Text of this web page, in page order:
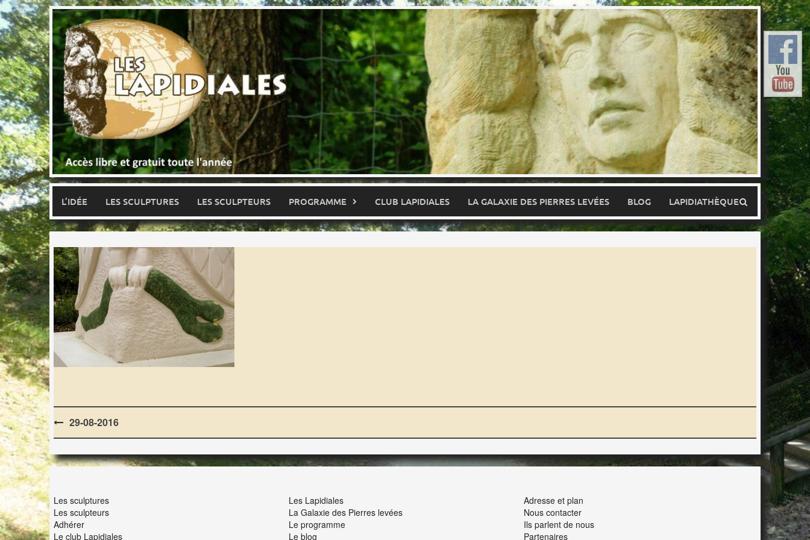
Skip
to
content
L’IDÉE LES SCULPTURES LES SCULPTEURS PROGRAMME CLUB LAPIDIALES LA GALAXIE DES PIERRES LEVÉES BLOG LAPIDIATHÈQUE
Post
navigation
29-08-2016
Les sculptures
Les sculpteurs
Adhérer
Le club Lapidiales
Les Lapidiales
La Galaxie des Pierres levées
Le programme
Le blog
Adresse et plan
Nous contacter
Ils parlent de nous
Partenaires